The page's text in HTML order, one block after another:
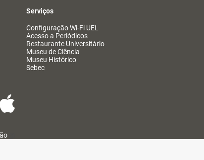
Serviços
Configuração Wi-Fi UEL
Acesso a Periódicos
Restaurante Universitário
Museu de Ciência
Museu Histórico
Sebec